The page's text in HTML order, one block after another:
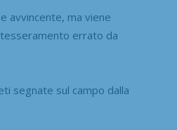
avvincente, ma viene
tesseramento errato da
segnate sul campo dalla